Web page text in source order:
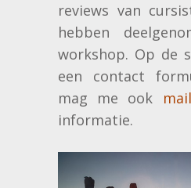
reviews van
hebben
workshop. Op de
een contact
mag me ook
informatie.